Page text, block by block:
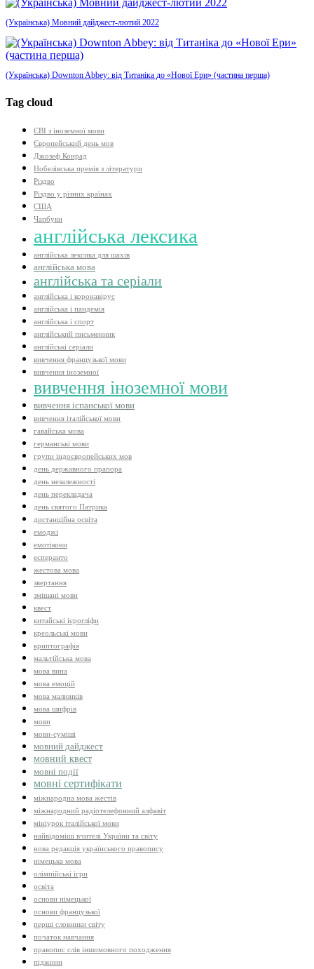
(Українська) Мовний дайджест-лютий 2022
(Українська) Downton Abbey: від Титаніка до «Нової Ери» (частина перша)
Tag cloud
ЄВІ з іноземної мови
Європейський день мов
Джозеф Конрад
Нобелівська премія з літератури
Різдво
Різдво у різних країнах
США
Чапбуки
англійська лексика
англійська лексика для шахів
англійська мова
англійська та серіали
англійська і коронавірус
англійська і пандемія
англійська і спорт
англійський письменник
англійські серіали
вивчення французької мови
вивчення іноземної
вивчення іноземної мови
вивчення іспанської мови
вивчення італійської мови
гавайська мова
германські мови
групи індоєвропейських мов
день державного прапора
день незалежності
день перекладача
день святого Патрика
дистанційна освіта
емоджі
емотікони
есперанто
жестова мова
звертання
змішані мови
квест
китайські ієрогліфи
креольські мови
криптографія
мальтійська мова
мова вина
мова емоцій
мова малюнків
мова шифрів
мови
мови-суміші
мовний дайджест
мовний квест
мовні події
мовні сертифікати
міжнародна мова жестів
міжнародний радіотелефонний алфавіт
мініурок італійської мови
найвідоміші вчителі України та світу
нова редакція українського правопису
німецька мова
олімпійські ігри
освіта
основи німецької
основи французької
перші словники світу
початок навчання
правопис слів іншомовного походження
піджини